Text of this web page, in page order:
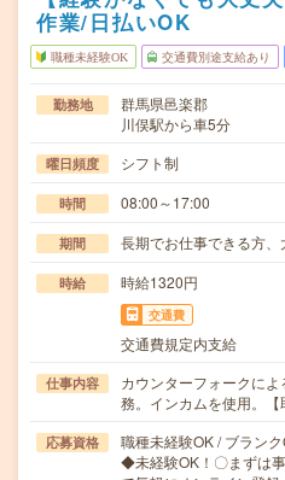
作業/日払いOK
職種未経験OK 交通費別途支給あり
勤務地
群馬県邑楽郡
川俣駅から車5分
曜日頻度 シフト制
時間 08:00～17:00
期間 長期でお仕事できる方、
時給 時給1320円
交通費
交通費規定内支給
仕事内容
カウンターフォークに
務。インカムを使用。
応募資格
職種未経験OK / ブラン
◆未経験OK！〇まずは